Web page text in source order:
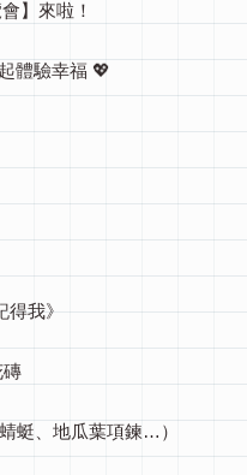
】來啦！
體驗幸福 💖
我》
磚
蜓、地瓜葉項鍊…）